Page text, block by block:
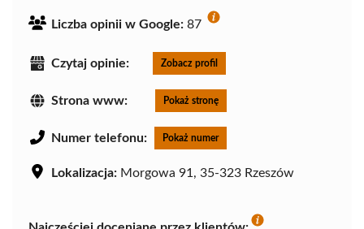
Liczba opinii w Google: 87
Czytaj opinie: Zobacz profil
Strona www: Pokaż stronę
Numer telefonu: Pokaż numer
Lokalizacja: Morgowa 91, 35-323 Rzeszów